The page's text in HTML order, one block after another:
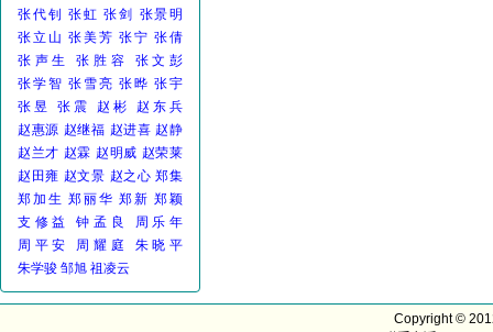
张代钊
张虹 张剑
张景明
张立山 张美芳 张宁 张倩
张声生
张胜容
张文彭
张学智 张雪亮 张晔 张宇
张昱
张震 赵彬
赵东兵
赵惠源 赵继福 赵进喜 赵静
赵兰才 赵霖 赵明威 赵荣莱
赵田雍 赵文景 赵之心 郑集
郑加生 郑丽华 郑新 郑颖
支修益
钟孟良
周乐年
周平安
周耀庭
朱晓平
朱学骏 邹旭 祖凌云
Copyright ©